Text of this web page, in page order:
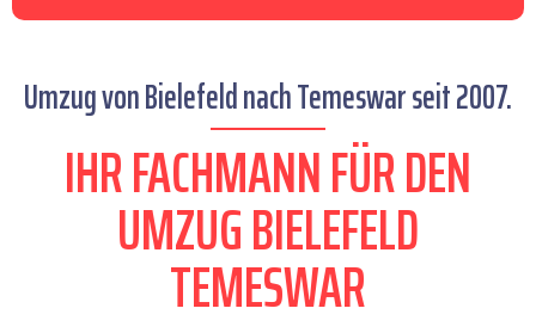
Umzug von Bielefeld nach Temeswar seit 2007.
IHR FACHMANN FÜR DEN
UMZUG BIELEFELD
TEMESWAR